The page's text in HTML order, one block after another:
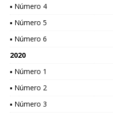
▪ Número 4
▪ Número 5
▪ Número 6
2020
▪ Número 1
▪ Número 2
▪ Número 3